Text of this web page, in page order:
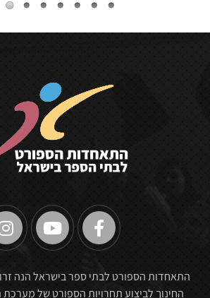
התאחדות הספורט לבתי ספר בישראל הנה
החינוך לביצוע תחרויות הספורט של